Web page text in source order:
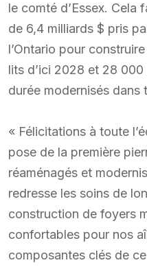
le comté d’Essex. Cela
de 6,4 milliards $ pris
l’Ontario pour
lits d’ici 2028 et 28
durée modernisés dans
« Félicitations à toute
pose de la première
réaménagés et
redresse les soins de
construction de foyers
confortables pour nos
composantes clés de